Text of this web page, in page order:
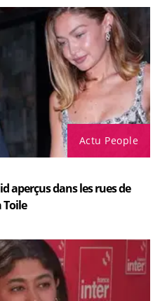
Actu People
aperçus dans les rues de
Toile